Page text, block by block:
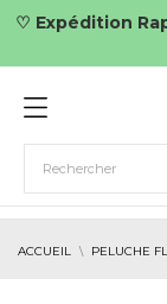
♡ Expédition
ACCUEIL PELUCHE